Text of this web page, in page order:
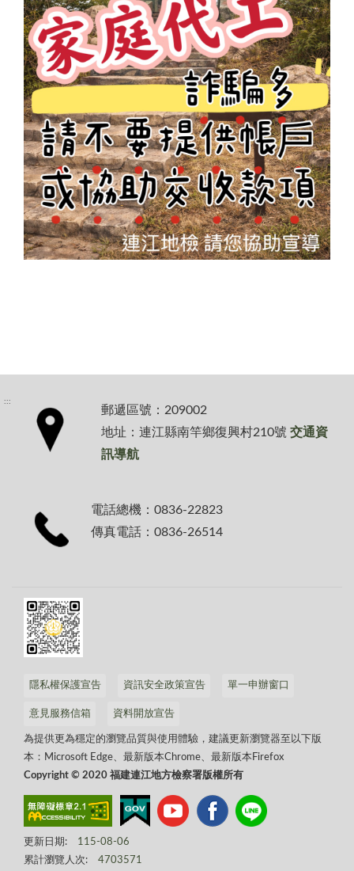
:::
郵遞區號：209002
地址：連江縣南竿鄉復興村210號 交通資
訊導航
電話總機：0836-22823
傳真電話：0836-26514
隱私權保護宣告 資訊安全政策宣告 單一申辦窗口
意見服務信箱 資料開放宣告
為提供更為穩定的瀏覽品質與使用體驗，建議更新瀏覽器至以下版
本：Microsoft Edge、最新版本Chrome、最新版本Firefox
Copyright © 2020 福建連江地方檢察署版權所有
更新日期:
115-08-06
累計瀏覽人次:
4703571